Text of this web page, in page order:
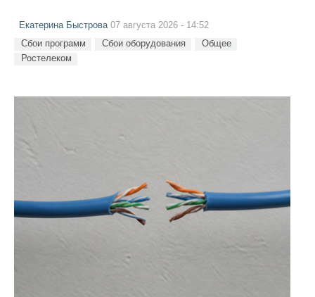
Екатерина Быстрова 07 августа 2026 - 14:52
Сбои программ Сбои оборудования
Общее
Ростелеком